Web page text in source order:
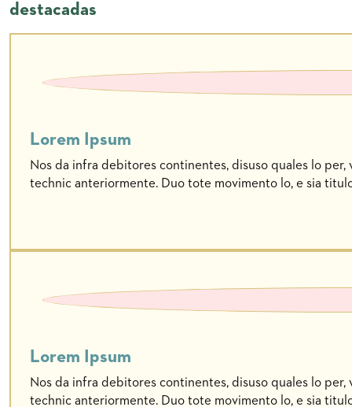
destacadas
Lorem Ipsum
Nos da infra debitores continentes, disuso quales lo
technic anteriormente. Duo tote movimento lo, e sia
Lorem Ipsum
Nos da infra debitores continentes, disuso quales lo
technic anteriormente. Duo tote movimento lo, e sia